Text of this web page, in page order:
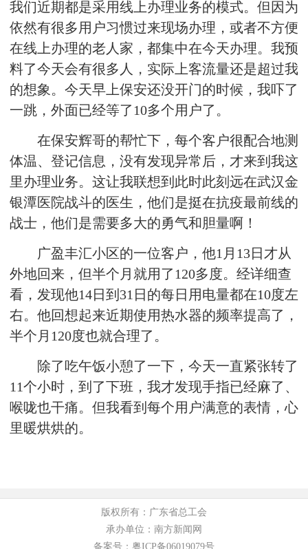
我们近期都是采用线上办理业务的模式。但因为
依然有很多用户习惯过来现场办理，或者不方便
在线上办理的老人家，都集中在今天办理。我预
料了今天会有很多人，实际上客流量还是超过我
的想象。今天早上保安还没开门的时候，我吓了
一跳，外面已经等了10多个用户了。
在保安辉哥的帮忙下，每个客户很配合地测
体温、登记信息，没有发现异常后，才来到我这
里办理业务。这让我联想到此时此刻远在武汉金
银潭医院战斗的医生，他们是挺在抗疫最前线的
战士，他们是需要多大的勇气和胆量啊！
广盈丰汇小区的一位客户，他1月13日才从
外地回来，但半个月就用了120多度。经详细查
看，发现他14日到31日的每日用电量都在10度左
右。他回想起来近期使用热水器的频率提高了，
半个月120度也就合理了。
除了吃午饭小憩了一下，今天一直紧张转了
11个小时，到了下班，我才发现手指已经麻了、
喉咙也干痛。但我看到每个用户满意的表情，心
里暖烘烘的。
版权所有：广东省总工会
承办单位：南方新闻网
备案号：粤ICP备06019079号